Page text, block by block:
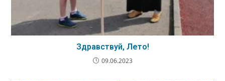
Здравствуй, Лето!
09.06.2023